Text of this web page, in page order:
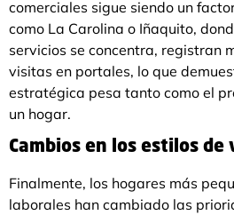
comerciales sigue siendo un
como La Carolina o Iñaquito,
servicios se concentra, registran
visitas en portales, lo que
estratégica pesa tanto como el
un hogar.
Cambios en los estilos de
Finalmente, los hogares más
laborales han cambiado las